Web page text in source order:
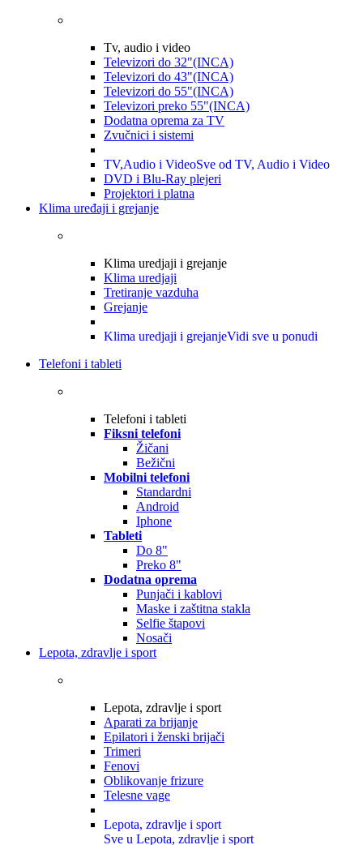
Tv, audio i video
Televizori do 32"(INCA)
Televizori do 43"(INCA)
Televizori do 55"(INCA)
Televizori preko 55"(INCA)
Dodatna oprema za TV
Zvučnici i sistemi
TV,Audio i VideoSve od TV, Audio i Video
DVD i Blu-Ray plejeri
Projektori i platna
Klima uređaji i grejanje
Klima uredjaji i grejanje
Klima uredjaji
Tretiranje vazduha
Grejanje
Klima uredjaji i grejanjeVidi sve u ponudi
Telefoni i tableti
Telefoni i tableti
Fiksni telefoni
Žičani
Bežični
Mobilni telefoni
Standardni
Android
Iphone
Tableti
Do 8"
Preko 8"
Dodatna oprema
Punjači i kablovi
Maske i zaštitna stakla
Selfie štapovi
Nosači
Lepota, zdravlje i sport
Lepota, zdravlje i sport
Aparati za brijanje
Epilatori i ženski brijači
Trimeri
Fenovi
Oblikovanje frizure
Telesne vage
Lepota, zdravlje i sport
Sve u Lepota, zdravlje i sport